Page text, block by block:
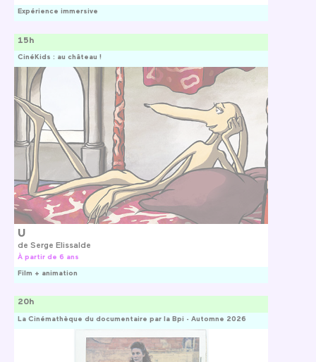
Expérience immersive
CinéKids : au château !
15h
U
de Serge Elissalde
À partir de 6 ans
Film + animation
La Cinémathèque du documentaire par la Bpi - Automne 2026
20h